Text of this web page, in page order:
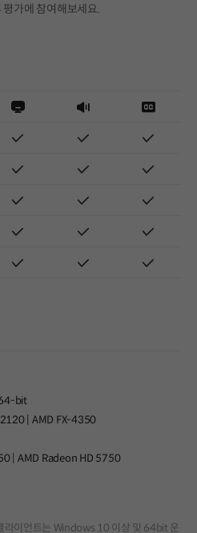
가에 참여해보세요.
bit
| AMD FX-4350
| AMD Radeon HD 5750
이언트는 Windows 10 이상 및 64bit 운